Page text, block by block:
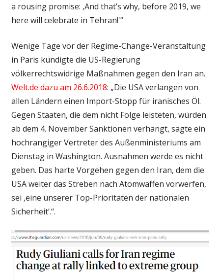
a rousing promise: ‚And that’s why, before 2019, we
here will celebrate in Tehran!'“
Wenige Tage vor der Regime-Change-Veranstaltung
in Paris kündigte die US-Regierung
völkerrechtswidrige Maßnahmen gegen den Iran an.
Welt.de dazu am 26.6.2018: „Die USA verlangen von
allen Ländern einen Import-Stopp für iranisches Öl.
Gegen Staaten, die dem nicht Folge leisteten, würden
ab dem 4. November Sanktionen verhängt, sagte ein
hochrangiger Vertreter des Außenministeriums am
Dienstag in Washington. Ausnahmen werde es nicht
geben. Das harte Vorgehen gegen den Iran, dem die
USA weiter das Streben nach Atomwaffen vorwerfen,
sei ‚eine unserer Top-Prioritäten der nationalen
Sicherheit‘.“.